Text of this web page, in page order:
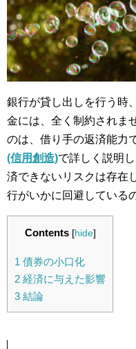
銀行が貸し出しを行う時
金には、全く制約されま
のは、借り手の返済能力
(信用創造)で詳しく説明
済できないリスクは存在
行がいかに回避している
Contents [hide]
1 債券の小口化
2 経済に与えた影響
3 結論